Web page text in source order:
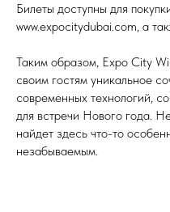
Билеты доступны для
www.expocitydubai.com, а
Таким образом, Expo City
своим гостям уникальное
современных технологий,
для встречи Нового года.
найдет здесь что-то
незабываемым.